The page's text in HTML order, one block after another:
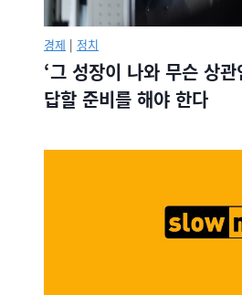
경제 | 정치
‘그 성장이 나와 무슨 상관
답할 준비를 해야 한다